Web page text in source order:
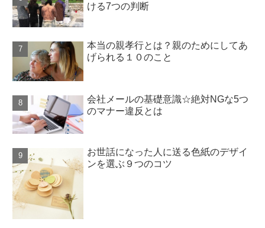
ける7つの判断
本当の親孝行とは？親のためにしてあ
げられる１０のこと
会社メールの基礎意識☆絶対NGな5つ
のマナー違反とは
お世話になった人に送る色紙のデザイ
ンを選ぶ９つのコツ